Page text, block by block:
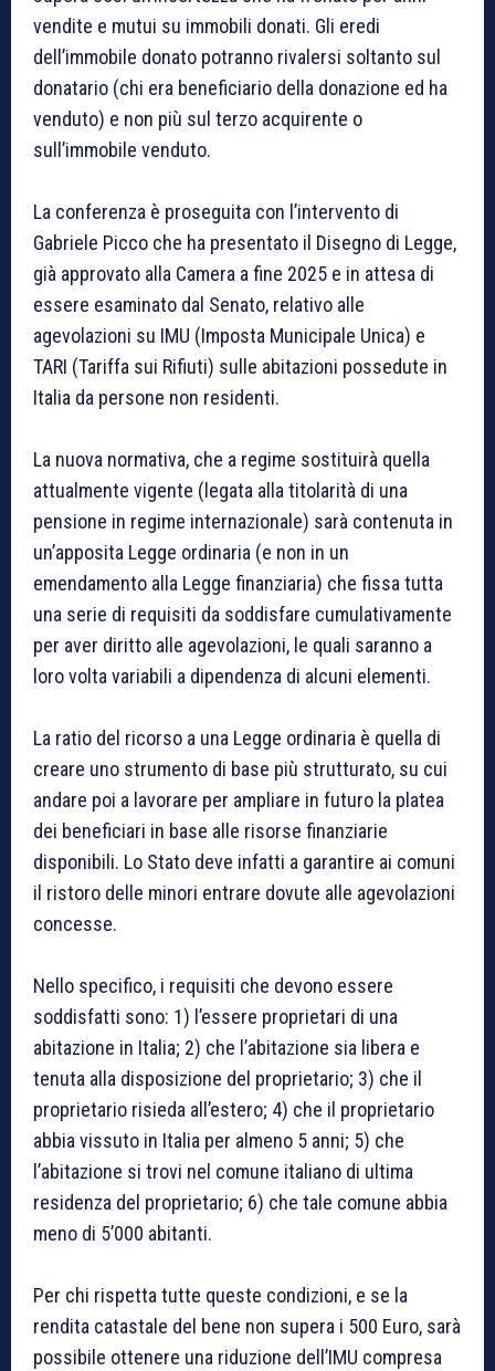
vendite e mutui su immobili donati. Gli eredi
dell’immobile donato potranno rivalersi soltanto sul
donatario (chi era beneficiario della donazione ed ha
venduto) e non più sul terzo acquirente o
sull’immobile venduto.
La conferenza è proseguita con l’intervento di
Gabriele Picco che ha presentato il Disegno di Legge,
già approvato alla Camera a fine 2025 e in attesa di
essere esaminato dal Senato, relativo alle
agevolazioni su IMU (Imposta Municipale Unica) e
TARI (Tariffa sui Rifiuti) sulle abitazioni possedute in
Italia da persone non residenti.
La nuova normativa, che a regime sostituirà quella
attualmente vigente (legata alla titolarità di una
pensione in regime internazionale) sarà contenuta in
un’apposita Legge ordinaria (e non in un
emendamento alla Legge finanziaria) che fissa tutta
una serie di requisiti da soddisfare cumulativamente
per aver diritto alle agevolazioni, le quali saranno a
loro volta variabili a dipendenza di alcuni elementi.
La ratio del ricorso a una Legge ordinaria è quella di
creare uno strumento di base più strutturato, su cui
andare poi a lavorare per ampliare in futuro la platea
dei beneficiari in base alle risorse finanziarie
disponibili. Lo Stato deve infatti a garantire ai comuni
il ristoro delle minori entrare dovute alle agevolazioni
concesse.
Nello specifico, i requisiti che devono essere
soddisfatti sono: 1) l’essere proprietari di una
abitazione in Italia; 2) che l’abitazione sia libera e
tenuta alla disposizione del proprietario; 3) che il
proprietario risieda all’estero; 4) che il proprietario
abbia vissuto in Italia per almeno 5 anni; 5) che
l’abitazione si trovi nel comune italiano di ultima
residenza del proprietario; 6) che tale comune abbia
meno di 5’000 abitanti.
Per chi rispetta tutte queste condizioni, e se la
rendita catastale del bene non supera i 500 Euro, sarà
possibile ottenere una riduzione dell’IMU compresa